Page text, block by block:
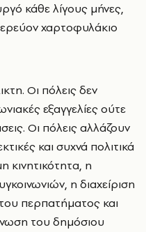
κάθε λίγους μήνες,
χαρτοφυλάκιο
Οι πόλεις δεν
εξαγγελίες ούτε
Οι πόλεις αλλάζουν
και συχνά πολιτικά
κινητικότητα, η
η διαχείριση
περπατήματος και
του δημόσιου